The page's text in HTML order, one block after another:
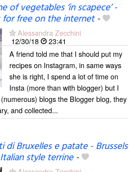
of vegetables ‘in scapece’ -
for free on the internet-
Alessandra Zecchini
12/30/18
23:41
A friend told me that I should put my
recipes on Instagram, in same ways
she is right, I spend a lot of time on
Insta (more than with blogger) but I
blogs the Blogger blog, they
and collected...
di Bruxelles e patate - Brussels
style terrine-